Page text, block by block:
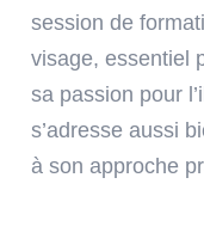
session de
visage, essentiel
sa passion pour
s’adresse aussi
à son approche